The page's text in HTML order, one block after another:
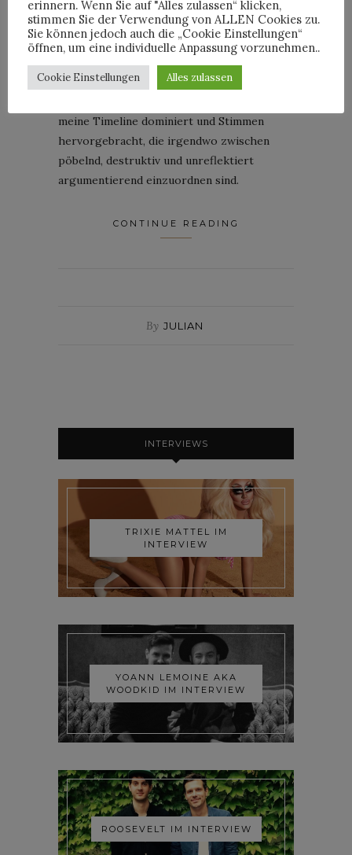
Wegzug der Fashion Week in Berlin (was
nicht korrekt ist, denn schlussendlich zieht
initiiert dort die Frankfurt Fashion Week).
meine Timeline dominiert und Stimmen
hervorgebracht, die irgendwo zwischen
pöbelnd, destruktiv und unreflektiert
argumentierend einzuordnen sind.
CONTINUE READING
By JULIAN
INTERVIEWS
TRIXIE MATTEL IM
INTERVIEW
YOANN LEMOINE AKA
WOODKID IM INTERVIEW
ROOSEVELT IM INTERVIEW
erinnern. Wenn Sie auf "Alles zulassen“ klicken,
stimmen Sie der Verwendung von ALLEN Cookies zu.
Sie können jedoch auch die „Cookie Einstellungen“
öffnen, um eine individuelle Anpassung vorzunehmen..
Cookie Einstellungen Alles zulassen